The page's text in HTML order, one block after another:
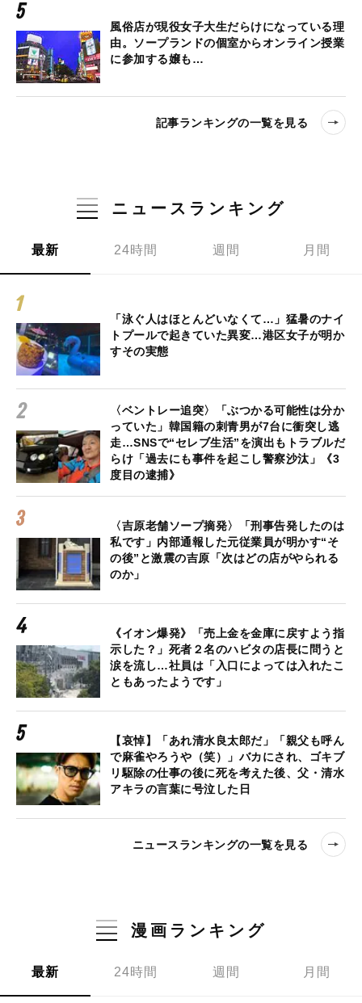
風俗店が現役女子大生だらけになっている理
由。ソープランドの個室からオンライン授業
に参加する嬢も…
記事ランキングの一覧を見る
ニュースランキング
最新 24時間 週間 月間
「泳ぐ人はほとんどいなくて…」猛暑のナイ
トプールで起きていた異変…港区女子が明か
すその実態
〈ベントレー追突〉「ぶつかる可能性は分か
っていた」韓国籍の刺青男が7台に衝突し逃
走…SNSで“セレブ生活”を演出もトラブルだ
らけ「過去にも事件を起こし警察沙汰」《3
度目の逮捕》
〈吉原老舗ソープ摘発〉「刑事告発したのは
私です」内部通報した元従業員が明かす“そ
の後”と激震の吉原「次はどの店がやられる
のか」
《イオン爆発》「売上金を金庫に戻すよう指
示した？」死者２名のハビタの店長に問うと
涙を流し…社員は「入口によっては入れたこ
ともあったようです」
【哀悼】「あれ清水良太郎だ」「親父も呼ん
で麻雀やろうや（笑）」バカにされ、ゴキブ
リ駆除の仕事の後に死を考えた後、父・清水
アキラの言葉に号泣した日
ニュースランキングの一覧を見る
漫画ランキング
最新 24時間 週間 月間